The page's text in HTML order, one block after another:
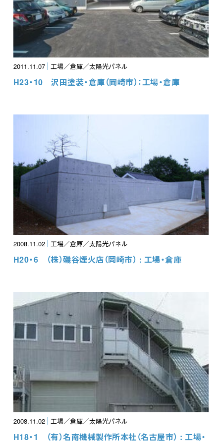
2011.11.07 工場／倉庫／太陽光パネル
H23・10 沢田塗装・倉庫（岡崎市）：工場・倉庫
2008.11.02 工場／倉庫／太陽光パネル
H20・6 （株）磯谷煙火店（岡崎市） : 工場・倉庫
2008.11.02 工場／倉庫／太陽光パネル
H18・1 （有）名南機械製作所本社（名古屋市） : 工場・